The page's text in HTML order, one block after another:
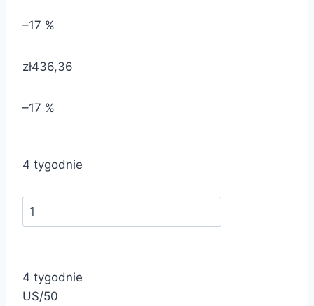
–17 %
zł436,36
–17 %
4 tygodnie
4 tygodnie
US/50